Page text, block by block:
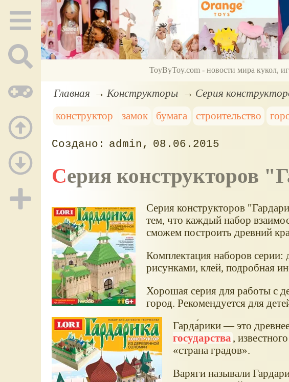
ToyByToy.com - новости мира кукол,
Главная Конструкторы
Серия
конструктор
замок бумага строительство
admin 08.06.2015
Серия конструкторов
Серия конструкторов
тем, что каждый набор
сможем построить древний
Комплектация наборов серии:
рисунками, клей, подробная
Хорошая серия для работы с
город. Рекомендуется для
Гарда́рики — это
государства ,
«страна градов».
Варяги называли